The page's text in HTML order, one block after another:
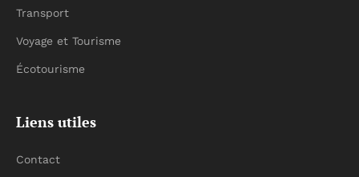
Transport
Voyage et Tourisme
Écotourisme
Liens utiles
Contact